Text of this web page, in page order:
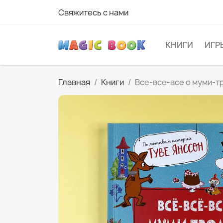
Свяжитесь с нами
КНИГИ
Главная Книги Все-все-все о муми-